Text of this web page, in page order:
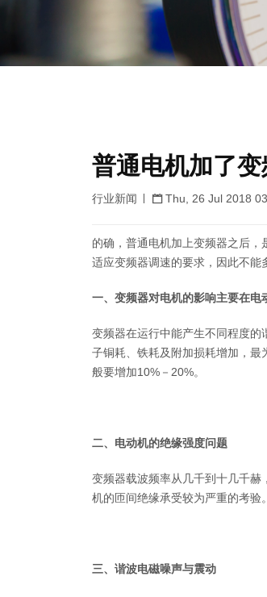
普通电机加了
行业新闻 Thu, 26 Jul 2018
的确，普通电机加上变频器之后
适应变频器调速的要求，因此不能
一、变频器对电机的影响主要在电
变频器在运行中能产生不同程度
子铜耗、铁耗及附加损耗增加，
般要增加10%－20%。
二、电动机的绝缘强度问题
变频器载波频率从几千到十几千
机的匝间绝缘承受较为严重的考验。
三、谐波电磁噪声与震动